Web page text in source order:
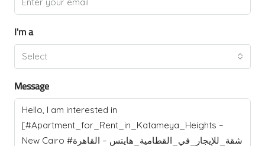
I'm a
Select
Message